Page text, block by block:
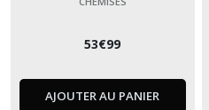
53€99
AJOUTER AU PANIER